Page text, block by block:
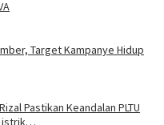
Target Kampanye Hidup
Pastikan Keandalan PLTU